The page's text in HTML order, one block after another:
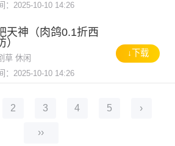
：2025-10-10 14:26
天神（肉鸽0.1折西
）
草 休闲
：2025-10-10 14:26
↓下载
2 3 4 5 ›
››